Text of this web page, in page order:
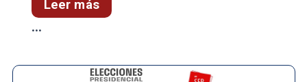
Leer más
...